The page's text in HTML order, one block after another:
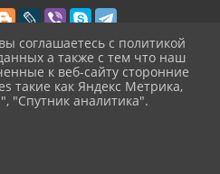
данных
соглашаетесь с политикой
а также с тем что наш
к веб-сайту сторонние
такие как Яндекс Метрика,
"Спутник аналитика".